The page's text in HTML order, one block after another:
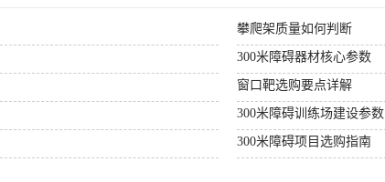
攀爬架质量如何判断
300米障碍器材核心参数
窗口靶选购要点详解
300米障碍训练场建设参数
300米障碍项目选购指南